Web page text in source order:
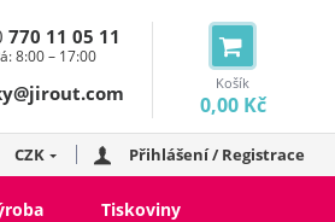
Košík
0,00 Kč
770 11 05 11
8:00 – 17:00
CZK Přihlášení / Registrace
Tiskoviny